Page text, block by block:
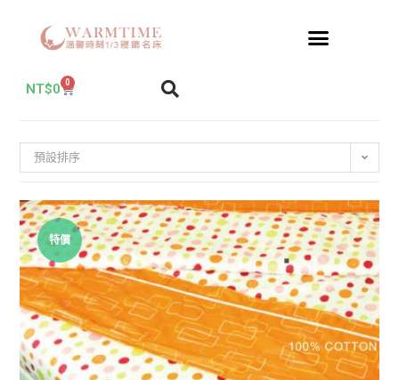
NT$0 0
預設排序
特價